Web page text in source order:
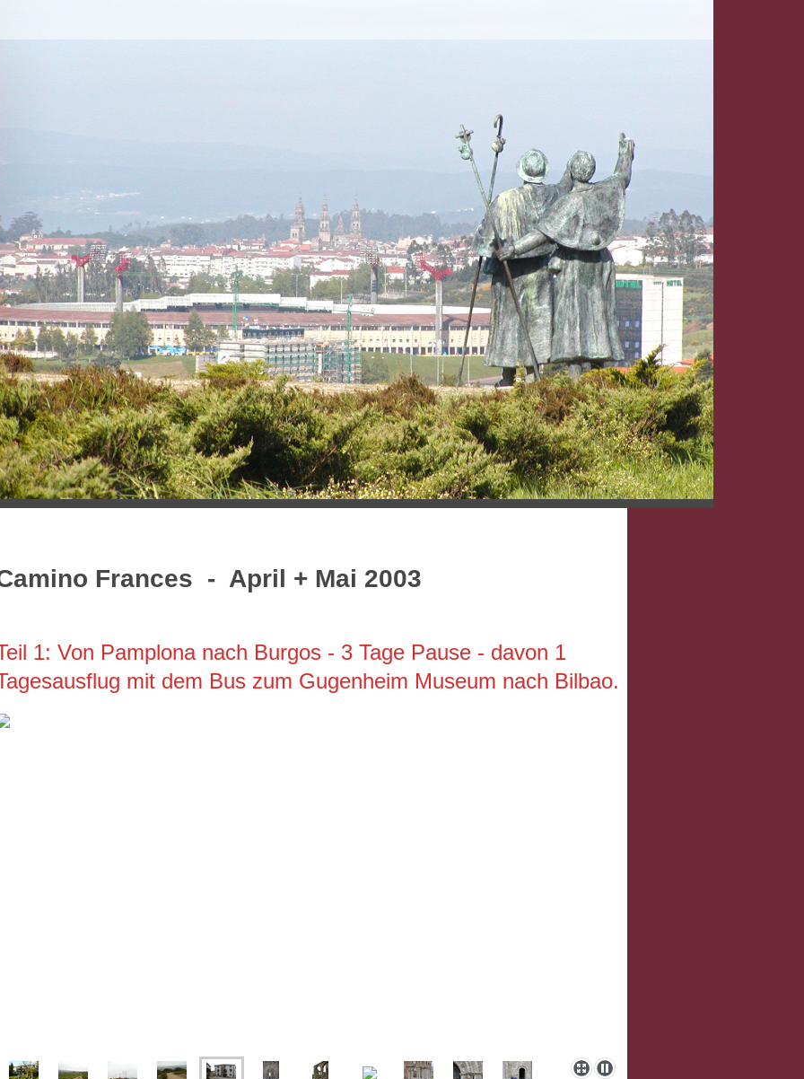
Frances - April + Mai 2003
1: Von Pamplona nach Burgos - 3 Tage Pause - davon 1
mit dem Bus zum Gugenheim Museum nach Bilbao.